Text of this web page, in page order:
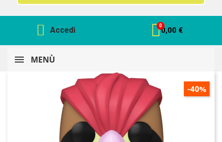
Accedi 0,00 €
MENÙ
-40%